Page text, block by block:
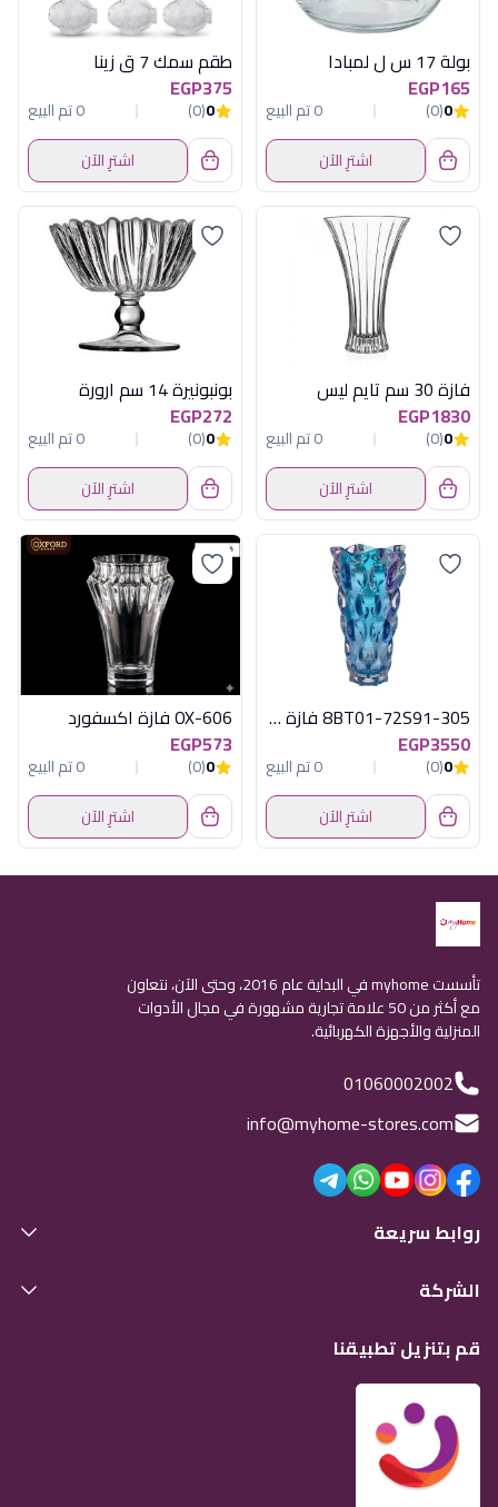
بولة 17 س ل لمبادا
EGP165
0
(0)
0 تم البيع
اشترِ الآن
طقم سمك 7 ق زينا
EGP375
0
(0)
0 تم البيع
اشترِ الآن
فازة 30 سم تايم ليس
EGP1830
0
(0)
0 تم البيع
اشترِ الآن
بونبونيرة 14 سم ارورة
EGP272
0
(0)
0 تم البيع
اشترِ الآن
8BT01-72S91-305 فازة بلو تيك بوهيمى
EGP3550
0
(0)
0 تم البيع
اشترِ الآن
OX-606 فازة اكسفورد
EGP573
0
(0)
0 تم البيع
اشترِ الآن
تأسست myhome في البداية عام 2016، وحتى الآن، نتعاون
مع أكثر من 50 علامة تجارية مشهورة في مجال الأدوات
المنزلية والأجهزة الكهربائية.
01060002002
info@myhome-stores.com
روابط سريعة
الشركة
قم بتنزيل تطبيقنا